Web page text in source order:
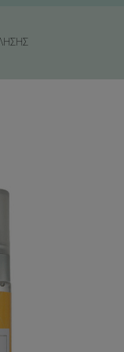
/ ΚΟΥΡΑΣΜΕΝΑ ΜΑΤΙΑ